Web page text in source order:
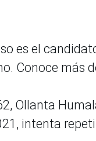
es el
Conoce más
Ollanta
intenta